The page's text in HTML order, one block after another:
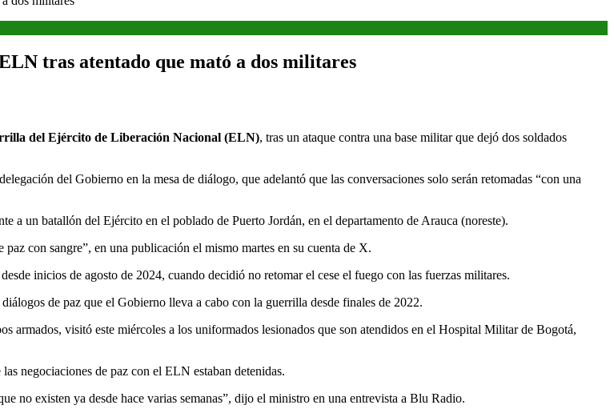
tras atentado que mató a dos militares
del Ejército de Liberación Nacional (ELN), tras un ataque contra una base militar que dejó dos soldados
del Gobierno en la mesa de diálogo, que adelantó que las conversaciones solo serán retomadas “con una
a un batallón del Ejército en el poblado de Puerto Jordán, en el departamento de Arauca (noreste).
con sangre”, en una publicación el mismo martes en su cuenta de X.
inicios de agosto de 2024, cuando decidió no retomar el cese el fuego con las fuerzas militares.
de paz que el Gobierno lleva a cabo con la guerrilla desde finales de 2022.
armados, visitó este miércoles a los uniformados lesionados que son atendidos en el Hospital Militar de Bogotá,
negociaciones de paz con el ELN estaban detenidas.
no existen ya desde hace varias semanas”, dijo el ministro en una entrevista a Blu Radio.